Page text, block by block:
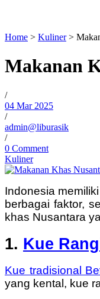
Home > Kuliner >
Makanan
/
04 Mar 2025
/
admin@liburasik
/
0 Comment
Kuliner
Indonesia
berbagai faktor,
khas Nusantara
1. Kue
Kue tradisional
yang kental, kue